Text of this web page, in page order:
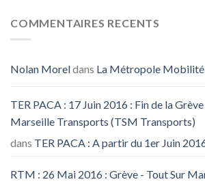
COMMENTAIRES RECENTS
Nolan Moreldans La Métropole Mobilité
TER PACA : 17 Juin 2016 : Fin de la
Marseille Transports (TSM Transports)
dans TER PACA : A partir du 1er Juin
RTM : 26 Mai 2016 : Grève - Tout Sur